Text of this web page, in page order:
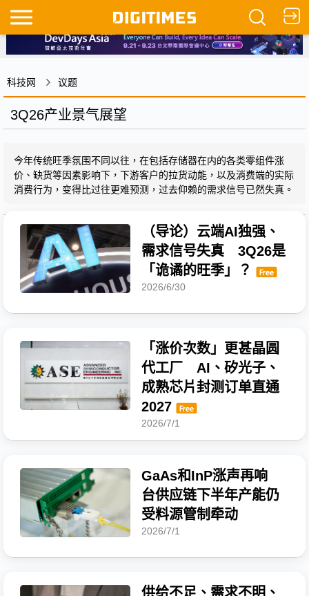
科技网 议题
3Q26产业景气展望
今年传统旺季氛围不同以往，在包括存储器在内的各类零组件涨
价、缺货等因素影响下，下游客户的拉货动能，以及消费端的实际
消费行为，变得比过往更难预测，过去仰赖的需求信号已然失真。
（导论）云端AI独强、
需求信号失真 3Q26是
「诡谲的旺季」？
2026/6/30
「涨价次数」更甚晶圆
代工厂 AI、矽光子、
成熟芯片封测订单直通
2027
2026/7/1
GaAs和InP涨声再响
台供应链下半年产能仍
受料源管制牵动
2026/7/1
供给不足、需求不明、